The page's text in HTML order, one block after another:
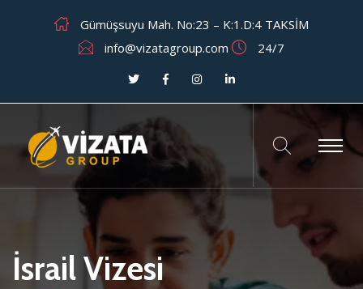
Gümüşsuyu Mah. No:23 – K:1.D:4 TAKSİM
info@vizatagroup.com
24/7
İsrail Vizesi